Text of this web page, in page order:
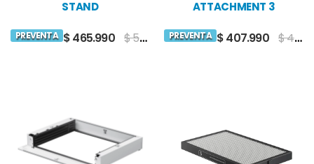
STAND
PREVENTA $ 465.990 $ 559.990
ATTACHMENT 3
PREVENTA $ 407.990 $ 489.990